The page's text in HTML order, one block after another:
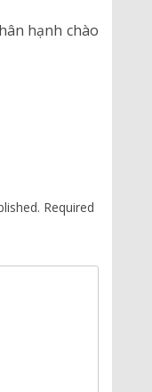
hạnh chào
Required